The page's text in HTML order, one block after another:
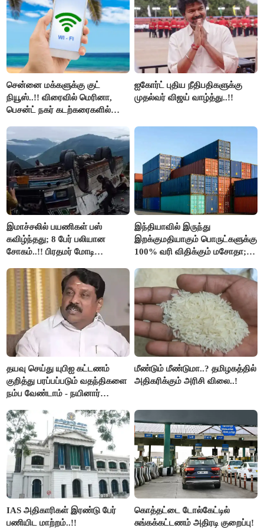
திமுக ஐடி விங்..!!
சென்னை மக்களுக்கு குட்
நியூஸ்..!! விரைவில் மெரினா,
பெசன்ட் நகர் கடற்கரைகளில்
ஐகோர்ட் புதிய நீதிபதிகளுக்கு
முதல்வர் விஜய் வாழ்த்து..!!
இமாச்சலில் பயணிகள் பஸ்
கவிழ்ந்தது; 8 பேர் பலியான
சோகம்..!! பிரதமர் மோடி
இந்தியாவில் இருந்து
இறக்குமதியாகும் பொருட்களுக்கு
100% வரி விதிக்கும் மசோதா;
தயவு செய்து யுபிஐ கட்டணம்
குறித்து பரப்பப்படும் வதந்திகளை
நம்ப வேண்டாம் - நயினார்
மீண்டும் மீண்டுமா..? தமிழகத்தில்
அதிகரிக்கும் அரிசி விலை..!
IAS அதிகாரிகள் இரண்டு பேர்
பணியிட மாற்றம்..!!
கொத்தட்டை டோல்கேட்டில்
சுங்கக்கட்டணம் அதிரடி குறைப்பு!